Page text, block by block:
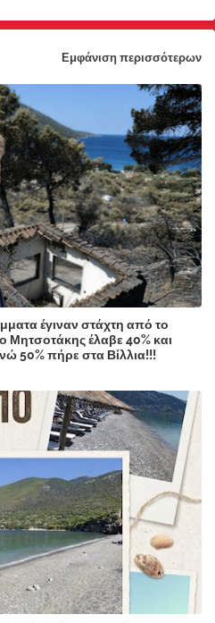
Εμφάνιση περισσότερων
έγιναν στάχτη από το
Μητσοτάκης έλαβε 40% και
50% πήρε στα Βίλλια!!!